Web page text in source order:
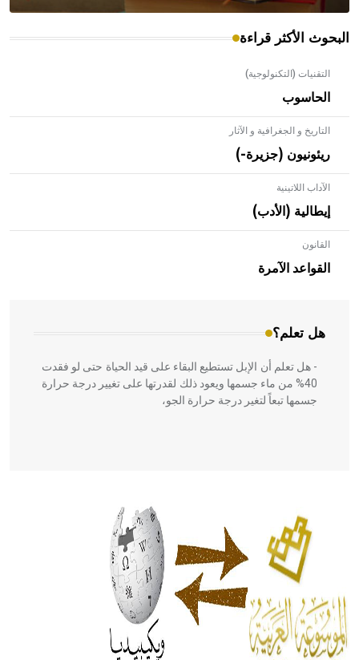
البحوث الأكثر قراءة
التقنيات (التكنولوجية)
الحاسوب
التاريخ و الجغرافية و الآثار
ريئونيون (جزيرة-)
الآداب اللاتينية
إيطالية (الأدب)
القانون
القواعد الآمرة
هل تعلم؟
- هل تعلم أن الأبلق نوع من الفنون الهندسية التي ارتبطت
بالعمارة الإسلامية في بلاد الشام ومصر خاصة، حيث يحرص
المعمار على بناء مداميكه وخاصة في الواجهات
- هل تعلم أن الإبل تستطيع البقاء على قيد الحياة حتى لو فقدت
40% من ماء جسمها ويعود ذلك لقدرتها على تغيير درجة حرارة
جسمها تبعاً لتغير درجة حرارة الجو،
الحكم، الأدلة، تنظيم التغذية، ورسالته في جروح الرأس. ويعود
له الفضل بأنه حرر الطب من الدين والفلسفة.
- هل تعلم أن المرجان إفراز حيواني يتكون في البحر ويتركب
من مادة كربونات الكلسيوم، وهو أحمر أو شديد الحمرة وهو
أجود أنواعه، ويمتاز بكبر الحجم ويسمى الش